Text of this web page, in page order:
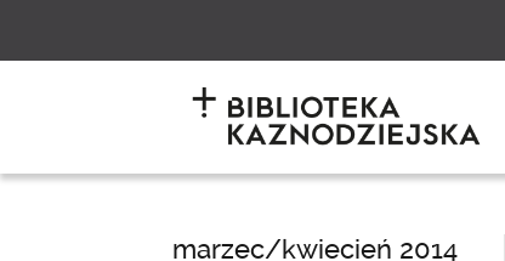
marzec/kwiecień 2014